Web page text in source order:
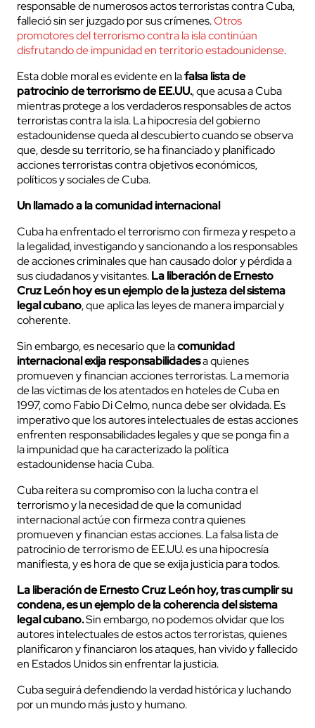
responsable de numerosos actos terroristas contra Cuba,
falleció sin ser juzgado por sus crímenes.Otros
promotores del terrorismo contra la isla continúan
disfrutando de impunidad en territorio estadounidense.
Esta doble moral es evidente en lafalsa lista de
patrocinio de terrorismo de EE.UU., que acusa a Cuba
mientras protege a los verdaderos responsables de actos
terroristas contra la isla. La hipocresía del gobierno
estadounidense queda al descubierto cuando se observa
que, desde su territorio, se ha financiado y planificado
acciones terroristas contra objetivos económicos,
políticos y sociales de Cuba.
Un llamado a la comunidad internacional
Cuba ha enfrentado el terrorismo con firmeza y respeto a
la legalidad, investigando y sancionando a los responsables
de acciones criminales que han causado dolor y pérdida a
sus ciudadanos y visitantes.La liberación de Ernesto
Cruz León hoy es un ejemplo de la justeza del sistema
legal cubano, que aplica las leyes de manera imparcial y
coherente.
Sin embargo, es necesario que lacomunidad
internacional exija responsabilidadesa quienes
promueven y financian acciones terroristas. La memoria
de las víctimas de los atentados en hoteles de Cuba en
1997, como Fabio Di Celmo, nunca debe ser olvidada. Es
imperativo que los autores intelectuales de estas acciones
enfrenten responsabilidades legales y que se ponga fin a
la impunidad que ha caracterizado la política
estadounidense hacia Cuba.
Cuba reitera su compromiso con la lucha contra el
terrorismo y la necesidad de que la comunidad
internacional actúe con firmeza contra quienes
promueven y financian estas acciones. La falsa lista de
patrocinio de terrorismo de EE.UU. es una hipocresía
manifiesta, y es hora de que se exija justicia para todos.
La liberación de Ernesto Cruz León hoy, tras cumplir su
condena, es un ejemplo de la coherencia del sistema
legal cubano.Sin embargo, no podemos olvidar que los
autores intelectuales de estos actos terroristas, quienes
planificaron y financiaron los ataques, han vivido y fallecido
en Estados Unidos sin enfrentar la justicia.
Cuba seguirá defendiendo la verdad histórica y luchando
por un mundo más justo y humano.